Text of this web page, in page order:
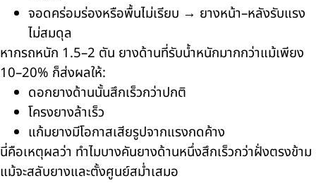
จอดคร่อมร่องหรือพื้นไม่เรียบ → ยางหน้า–หลังรับแรง
ไม่สมดุล
หากรถหนัก 1.5–2 ตัน ยางด้านที่รับน้ำหนักมากกว่าแม้เพียง
10–20% ก็ส่งผลให้:
ดอกยางด้านนั้นสึกเร็วกว่าปกติ
โครงยางล้าเร็ว
แก้มยางมีโอกาสเสียรูปจากแรงกดค้าง
นี่คือเหตุผลว่า ทำไมบางคันยางด้านหนึ่งสึกเร็วกว่าฝั่งตรงข้าม
แม้จะสลับยางและตั้งศูนย์สม่ำเสมอ